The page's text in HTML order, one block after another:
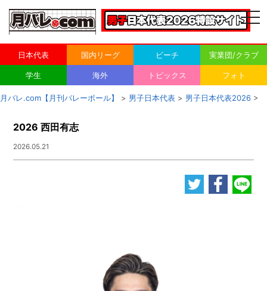
日本代表 国内リーグ ビーチ 実業団/クラブ
学生 海外 トピックス フォト
月バレ.com【月刊バレーボール】 > 男子日本代表 > 男子日本代表2026 >
2026 西田有志
2026.05.21